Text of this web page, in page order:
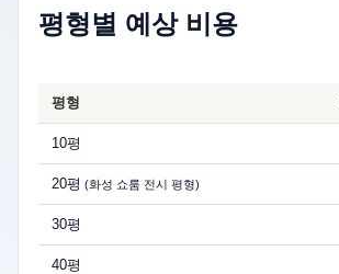
평형별 예상 비용
평형
10평
20평 (화성 쇼룸 전시 평형)
30평
40평